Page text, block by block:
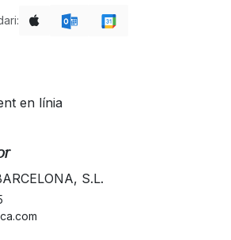
en línia
S.L.